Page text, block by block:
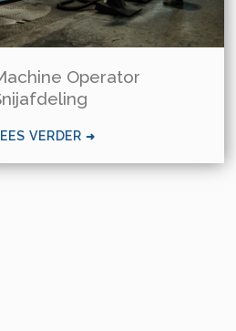
Operator
VERDER